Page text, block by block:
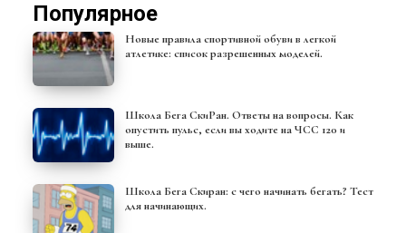
Популярное
Новые правила спортивной обуви в легкой
атлетике: список разрешенных моделей.
Школа Бега СкиРан. Ответы на вопросы. Как
опустить пульс, если вы ходите на ЧСС 120 и
выше.
Школа Бега Скиран: с чего начинать бегать? Тест
для начинающих.